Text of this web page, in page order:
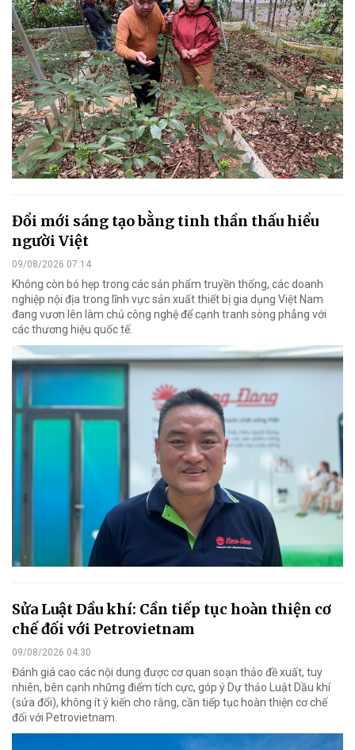
Đổi mới sáng tạo bằng tinh thần thấu hiểu
người Việt
09/08/2026 07:14
Không còn bó hẹp trong các sản phẩm truyền thống, các doanh
nghiệp nội địa trong lĩnh vực sản xuất thiết bị gia dụng Việt Nam
đang vươn lên làm chủ công nghệ để cạnh tranh sòng phẳng với
các thương hiệu quốc tế.
Sửa Luật Dầu khí: Cần tiếp tục hoàn thiện cơ
chế đối với Petrovietnam
09/08/2026 04:30
Đánh giá cao các nội dung được cơ quan soạn thảo đề xuất, tuy
nhiên, bên cạnh những điểm tích cực, góp ý Dự thảo Luật Dầu khí
(sửa đổi), không ít ý kiến cho rằng, cần tiếp tục hoàn thiện cơ chế
đối với Petrovietnam.